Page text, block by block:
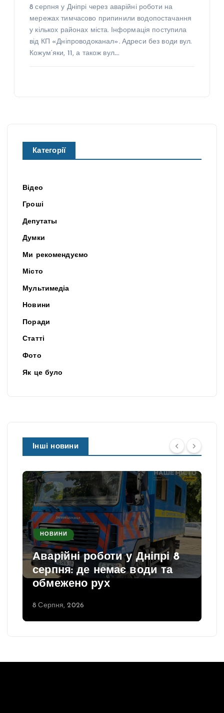
8 серпня у Дніпрі через аварійні роботи на
мережах тимчасово припинили водопостачання
у кількох районах міста. Інформація поступила
від КП «Дніпроводоканал». Адреси без води вул.
Кожум’яки, 11, а також вул.…
Категорії
Відео
Гроші
Депутаты
Думки
Ми рекомендуємо
Місто
Мультимедіа
Новини
Поради
Статті
Фото
Як це було
Інші новини
НОВИНИ
Аварійні роботи у Дніпрі 8
серпня: де немає води та
обмежено рух
8 Серпня, 2026